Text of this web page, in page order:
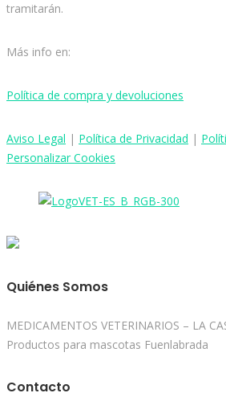
tramitarán.
Más info en:
Política de compra y devoluciones
Aviso Legal | Política de Privacidad |
Personalizar Cookies
Quiénes Somos
MEDICAMENTOS VETERINARIOS – LA
Productos para mascotas Fuenlabrada
Contacto